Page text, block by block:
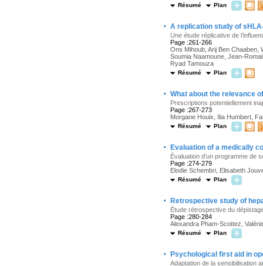
Résumé Plan
· A replication study of
Une étude réplicative de
Page :261-266
Ons Mihoub, Arij Ben Chaaben,
Soumia Naamoune, Jean-
Ryad Tamouza
Résumé Plan
· What about the relevance
Prescriptions potentiellement
Page :267-273
Morgane Houix, Ilia Humbert,
Résumé Plan
· Evaluation of a medically
Évaluation d’un programme de
Page :274-279
Elodie Schembri, Elisabeth
Résumé Plan
· Retrospective study of
Étude rétrospective du
Page :280-284
Alexandra Pham-Scottez,
Résumé Plan
· Psychological first aid in
Adaptation de la sensibilisation